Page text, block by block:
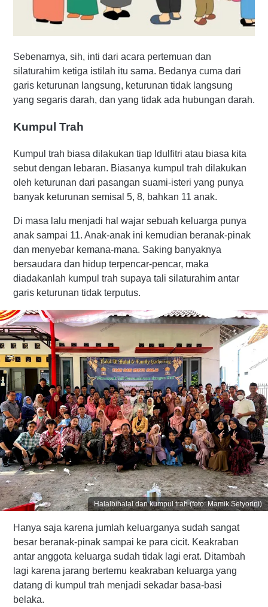
Sebenarnya, sih, inti dari acara pertemuan dan
silaturahim ketiga istilah itu sama. Bedanya cuma dari
garis keturunan langsung, keturunan tidak langsung
yang segaris darah, dan yang tidak ada hubungan darah.
Kumpul Trah
Kumpul trah biasa dilakukan tiap Idulfitri atau biasa kita
sebut dengan lebaran. Biasanya kumpul trah dilakukan
oleh keturunan dari pasangan suami-isteri yang punya
banyak keturunan semisal 5, 8, bahkan 11 anak.
Di masa lalu menjadi hal wajar sebuah keluarga punya
anak sampai 11. Anak-anak ini kemudian beranak-pinak
dan menyebar kemana-mana. Saking banyaknya
bersaudara dan hidup terpencar-pencar, maka
diadakanlah kumpul trah supaya tali silaturahim antar
garis keturunan tidak terputus.
Halalbihalal dan kumpul trah (foto: Mamik Setyorini)
Hanya saja karena jumlah keluarganya sudah sangat
besar beranak-pinak sampai ke para cicit. Keakraban
antar anggota keluarga sudah tidak lagi erat. Ditambah
lagi karena jarang bertemu keakraban keluarga yang
datang di kumpul trah menjadi sekadar basa-basi
belaka.